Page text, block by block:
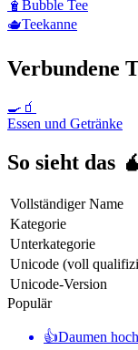
🧋 Bubble Tee
🫖Teekanne
Verbundene
🍳🧃
Essen und Getränke
So sieht das
Vollständiger Name
Kategorie
Unterkategorie
Unicode (voll
Unicode-Version
Populär
👍Daumen hoch